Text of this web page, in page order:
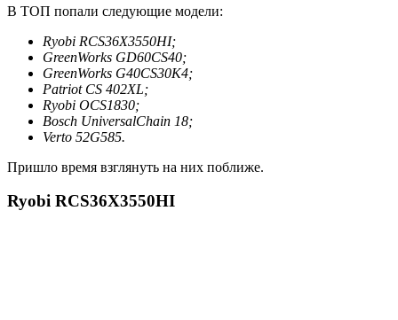
В ТОП попали следующие модели:
Ryobi RCS36X3550HI;
GreenWorks GD60CS40;
GreenWorks G40CS30K4;
Patriot СS 402XL;
Ryobi OCS1830;
Bosch UniversalChain 18;
Verto 52G585.
Пришло время взглянуть на них поближе.
Ryobi RCS36X3550HI